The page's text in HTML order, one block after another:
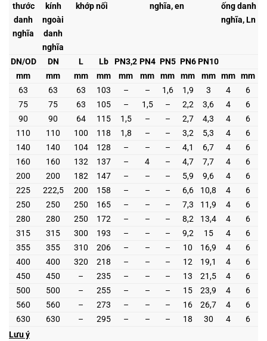
thước
danh
nghĩa
kính
ngoài
danh
nghĩa
khớp nối
nghĩa, en
ống danh
nghĩa, Ln
DN/OD DN L Lb PN3,2 PN4 PN5 PN6 PN10
mm
mm mm mm mm mm mm mm mm mm mm
63
63 63 103 – – 1,6 1,9 3 4
6
75
75 63 105 – 1,5 – 2,2 3,6 4
6
90
90 64 115 1,5 – – 2,7 4,3 4
6
110
110 100 118 1,8 – – 3,2 5,3 4
6
140
140 104 128 – – – 4,1 6,7 4
6
160
160 132 137 – 4 – 4,7 7,7 4
6
200
200 182 147 – – – 5,9 9,6 4
6
225
222,5 200 158 – – – 6,6 10,8 4
6
250
250 250 165 – – – 7,3 11,9 4
6
280
280 250 172 – – – 8,2 13,4 4
6
315
315 300 193 – – – 9,2 15 4
6
355
355 310 206 – – – 10 16,9 4
6
400
400 320 218 – – – 12 19,1 4
6
450
450 – 235 – – – 13 21,5 4
6
500
500 – 255 – – – 15 23,9 4
6
560
560 – 273 – – – 16 26,7 4
6
630
630 – 295 – – – 18 30 4 6
Lưu ý